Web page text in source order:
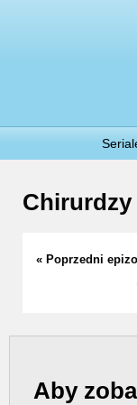
Chirurdzy
« Poprzedni
Aby